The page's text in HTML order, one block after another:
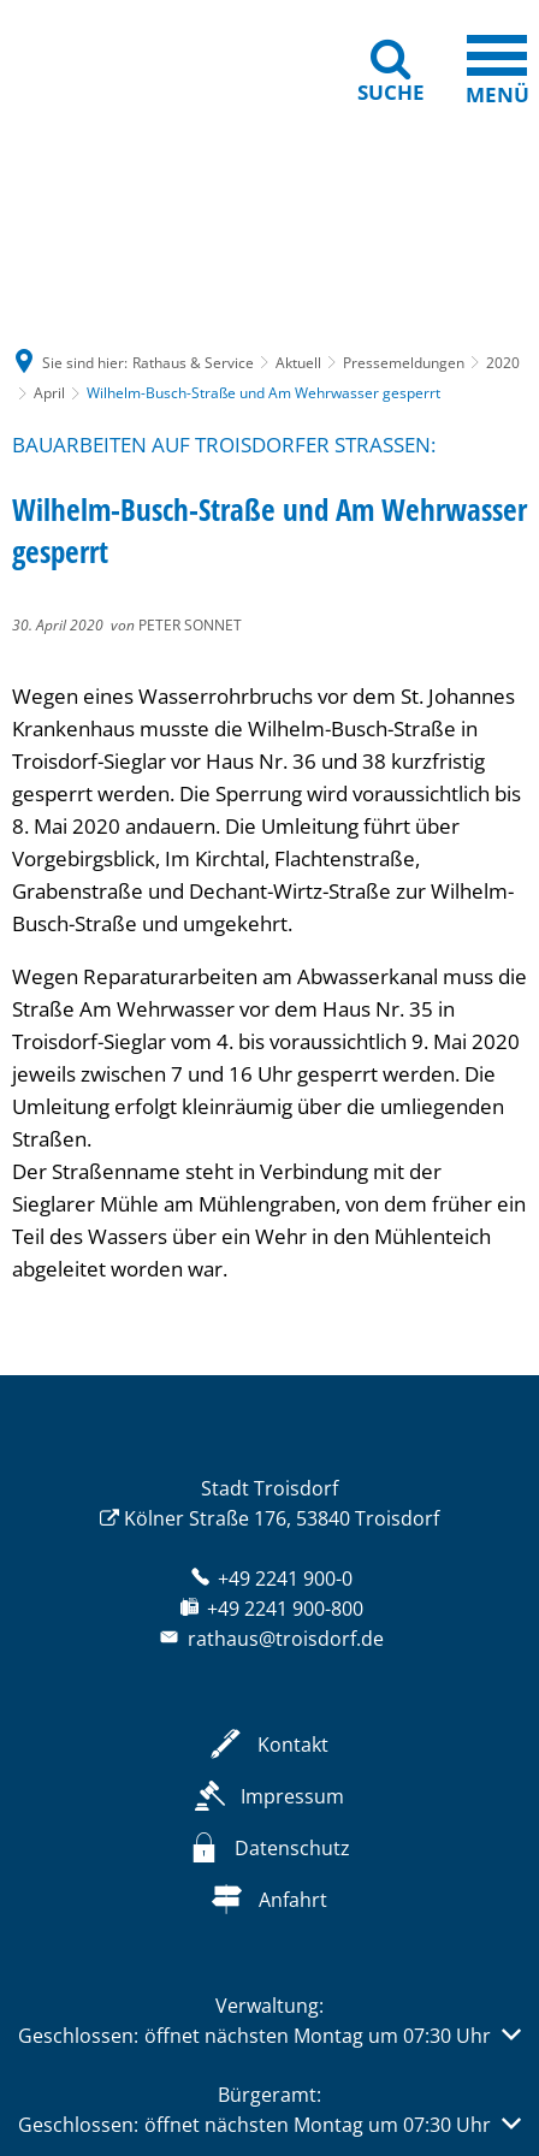
SUCHE MENÜ
Sie sind hier: Rathaus & Service Aktuell Pressemeldungen
2020
April
Wilhelm-Busch-Straße und Am Wehrwasser gesperrt
BAUARBEITEN AUF TROISDORFER STRASSEN:
Wilhelm-Busch-Straße und Am Wehrwasser
gesperrt
30. April 2020 von PETER SONNET
Wegen eines Wasserrohrbruchs vor dem St. Johannes
Krankenhaus musste die Wilhelm-Busch-Straße in
Troisdorf-Sieglar vor Haus Nr. 36 und 38 kurzfristig
gesperrt werden. Die Sperrung wird voraussichtlich bis
8. Mai 2020 andauern. Die Umleitung führt über
Vorgebirgsblick, Im Kirchtal, Flachtenstraße,
Grabenstraße und Dechant-Wirtz-Straße zur Wilhelm-
Busch-Straße und umgekehrt.
Wegen Reparaturarbeiten am Abwasserkanal muss die
Straße Am Wehrwasser vor dem Haus Nr. 35 in
Troisdorf-Sieglar vom 4. bis voraussichtlich 9. Mai 2020
jeweils zwischen 7 und 16 Uhr gesperrt werden. Die
Umleitung erfolgt kleinräumig über die umliegenden
Straßen.
Der Straßenname steht in Verbindung mit der
Sieglarer Mühle am Mühlengraben, von dem früher ein
Teil des Wassers über ein Wehr in den Mühlenteich
abgeleitet worden war.
Stadt Troisdorf
Kölner Straße 176, 53840 Troisdorf
+49 2241 900-0
+49 2241 900-800
rathaus@troisdorf.de
Kontakt
Impressum
Datenschutz
Anfahrt
Verwaltung:
Klicken, um weitere Öffnungs- oder Schließzeiten
Geschlossen: öffnet nächsten Montag um 07:30 Uhr
Bürgeramt:
Klicken, um weitere Öffnungs- oder Schließzeiten
Geschlossen: öffnet nächsten Montag um 07:30 Uhr